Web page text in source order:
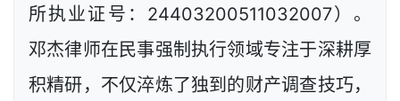
所执业证号：24403200511032007）。
邓杰律师在民事强制执行领域专注于深耕厚
积精研，不仅淬炼了独到的财产调查技巧，